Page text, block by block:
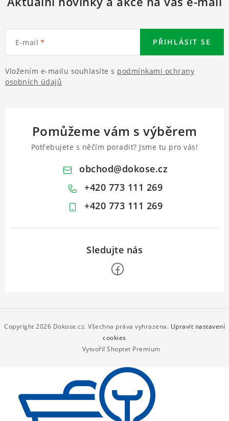
E-mail
Vložením e-mailu souhlasíte s podmínkami ochrany
osobních údajů
PŘIHLÁSIT SE
Pomůžeme vám s výběrem
Potřebujete s něčím poradit? Jsme tu pro vás!
obchod@dokose.cz
+420 773 111 269
+420 773 111 269
p
Vytvořil Shoptet Premium
Copyright 2026 Dokose.cz. Všechna práva vyhrazena. Upravit nastavení
cookies